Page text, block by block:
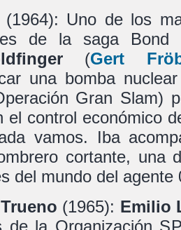
Uno de los
de la saga Bond
(Gert
una bomba
Gran Slam)
el control económico
vamos. Iba
cortante, una
del mundo del agente
(1965): Emilio
de la Organización